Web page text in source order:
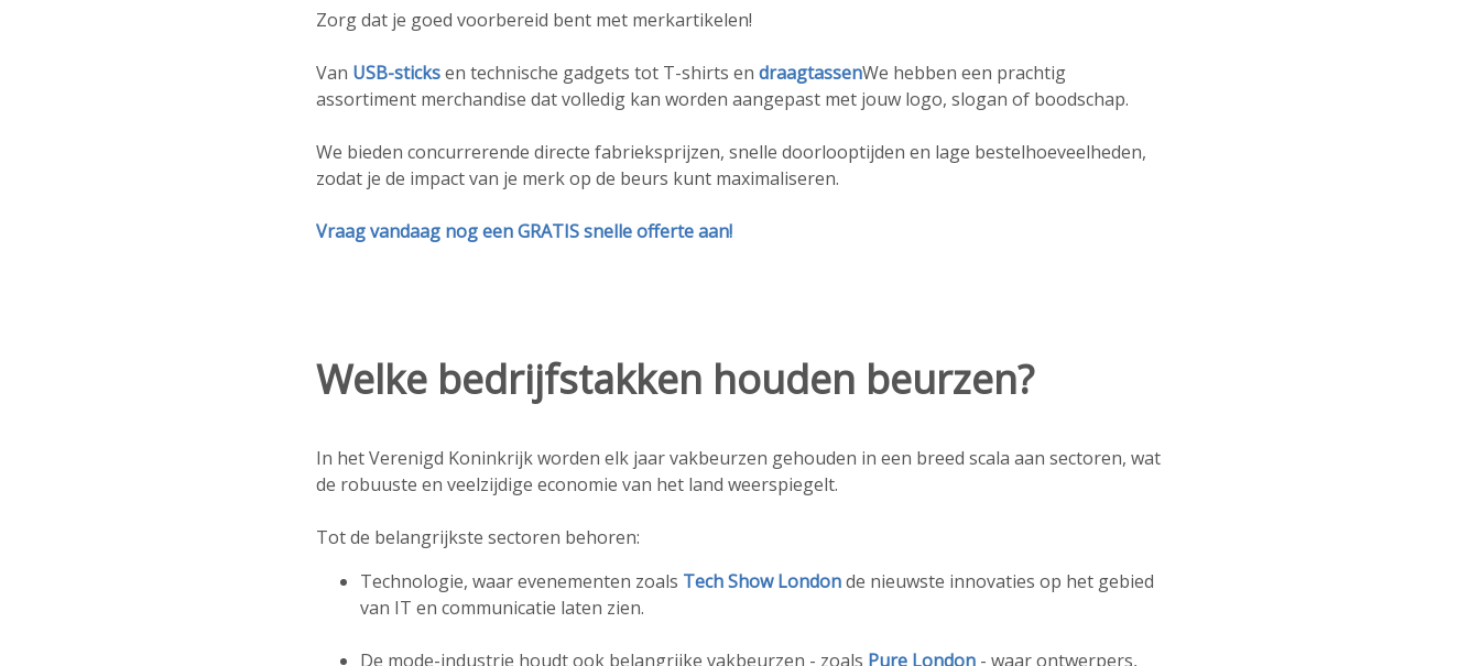
Zorg dat je goed voorbereid bent met merkartikelen!
Van USB-sticksen technische gadgets tot T-shirts en draagtassenWe hebben een prachtig
assortiment merchandise dat volledig kan worden aangepast met jouw logo, slogan of boodschap.
We bieden concurrerende directe fabrieksprijzen, snelle doorlooptijden en lage bestelhoeveelheden,
zodat je de impact van je merk op de beurs kunt maximaliseren.
Vraag vandaag nog een GRATIS snelle offerte aan!
Welke bedrijfstakken houden beurzen?
In het Verenigd Koninkrijk worden elk jaar vakbeurzen gehouden in een breed scala aan sectoren, wat
de robuuste en veelzijdige economie van het land weerspiegelt.
Tot de belangrijkste sectoren behoren:
Technologie, waar evenementen zoals Tech Show Londonde nieuwste innovaties op het gebied
van IT en communicatie laten zien.
De mode-industrie houdt ook belangrijke vakbeurzen - zoals Pure London - waar ontwerpers,